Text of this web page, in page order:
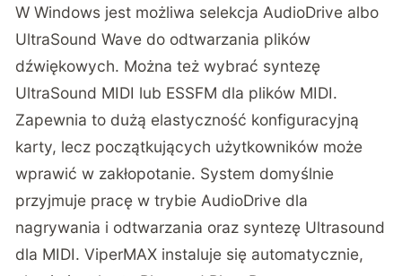
W Windows jest możliwa selekcja AudioDrive albo
UltraSound Wave do odtwarzania plików
dźwiękowych. Można też wybrać syntezę
UltraSound MIDI lub ESSFM dla plików MIDI.
Zapewnia to dużą elastyczność konfiguracyjną
karty, lecz początkujących użytkowników może
wprawić w zakłopotanie. System domyślnie
przyjmuje pracę w trybie AudioDrive dla
nagrywania i odtwarzania oraz syntezę Ultrasound
dla MIDI. ViperMAX instaluje się automatycznie,